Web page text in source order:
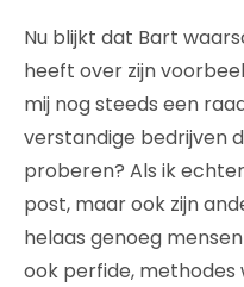
Nu blijkt dat Bart
heeft over zijn
mij nog steeds een
verstandige bedrijven
proberen? Als ik
post, maar ook zijn
helaas genoeg
ook perfide, methodes